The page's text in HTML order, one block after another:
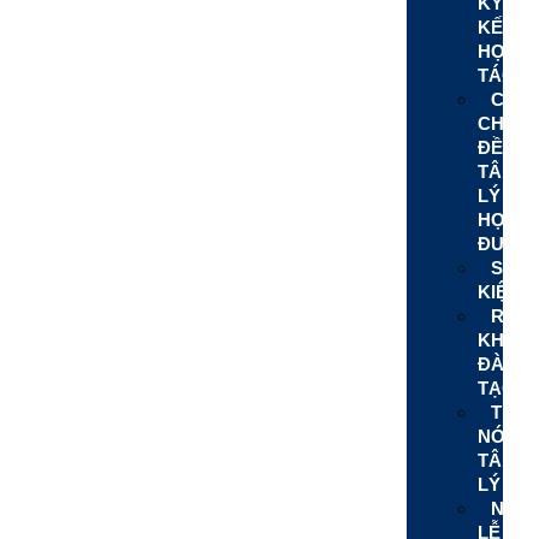
KẾT
HỢP
TÁC
ĐỀ
TÂM
LÝ
HỌC
SỰ
KIỆN
KHÓA
ĐÀO
TẠO
TIN
NÓNG
TÂM
LÝ
LỄ